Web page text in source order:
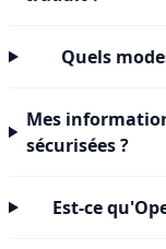
Quels
Mes
sécurisées ?
Est-ce